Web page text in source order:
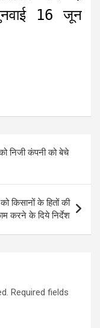
16 जून
निजी कंपनी को बेचे
किसानों के हितों की
करने के दिये निर्देश
Required fields